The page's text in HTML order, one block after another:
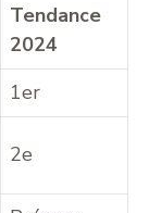
Tendance
2024
1er
2e